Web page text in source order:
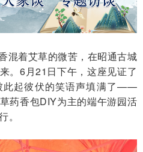
混着艾草的微苦，在昭通古城
。6月21日下午，这座见证了
此起彼伏的笑语声填满了——
药香包DIY为主的端午游园活
。